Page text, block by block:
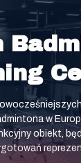
w
obiekt,